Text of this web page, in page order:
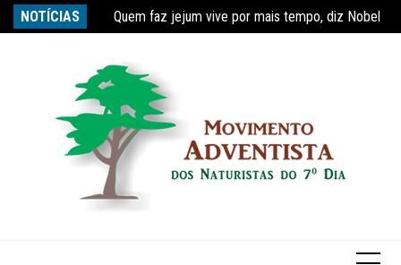
para
NOTÍCIAS
Quem faz jejum vive por mais tempo, diz Nobel
Estudo constata que período de faculdade faz